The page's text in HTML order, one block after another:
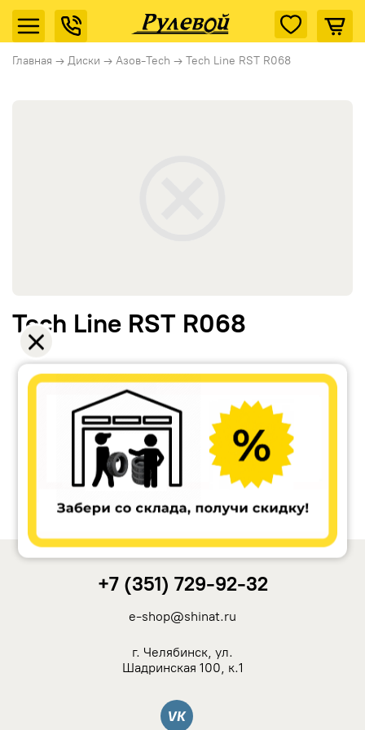
Главная → Диски → Азов-Tech → Tech Line RST R068
Remain
Carwel
Tech Line RST R068
+7 (351) 729-92-32
e-shop@shinat.ru
г. Челябинск, ул.
Шадринская 100, к.1
Вконтакте